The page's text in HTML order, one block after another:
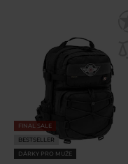
FINAL SALE
BESTSELLER
DÁRKY PRO MUŽE